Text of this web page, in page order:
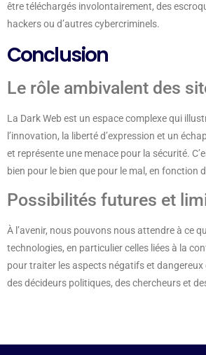
être téléchargés involontairement, des
hackers ou d’autres cybercriminels.
Conclusion
Le rôle ambivalent des
La Dark Web est un espace complexe qui
l’innovation, la liberté d’expression et un
et représente une menace pour la sécurité.
bien pour le bien que pour le mal, en fonction
Possibilités futures et
À l’avenir, nous pouvons nous attendre à ce
technologies, en particulier celles liées à la
pour traiter les aspects négatifs et
des décideurs politiques, des chercheurs et